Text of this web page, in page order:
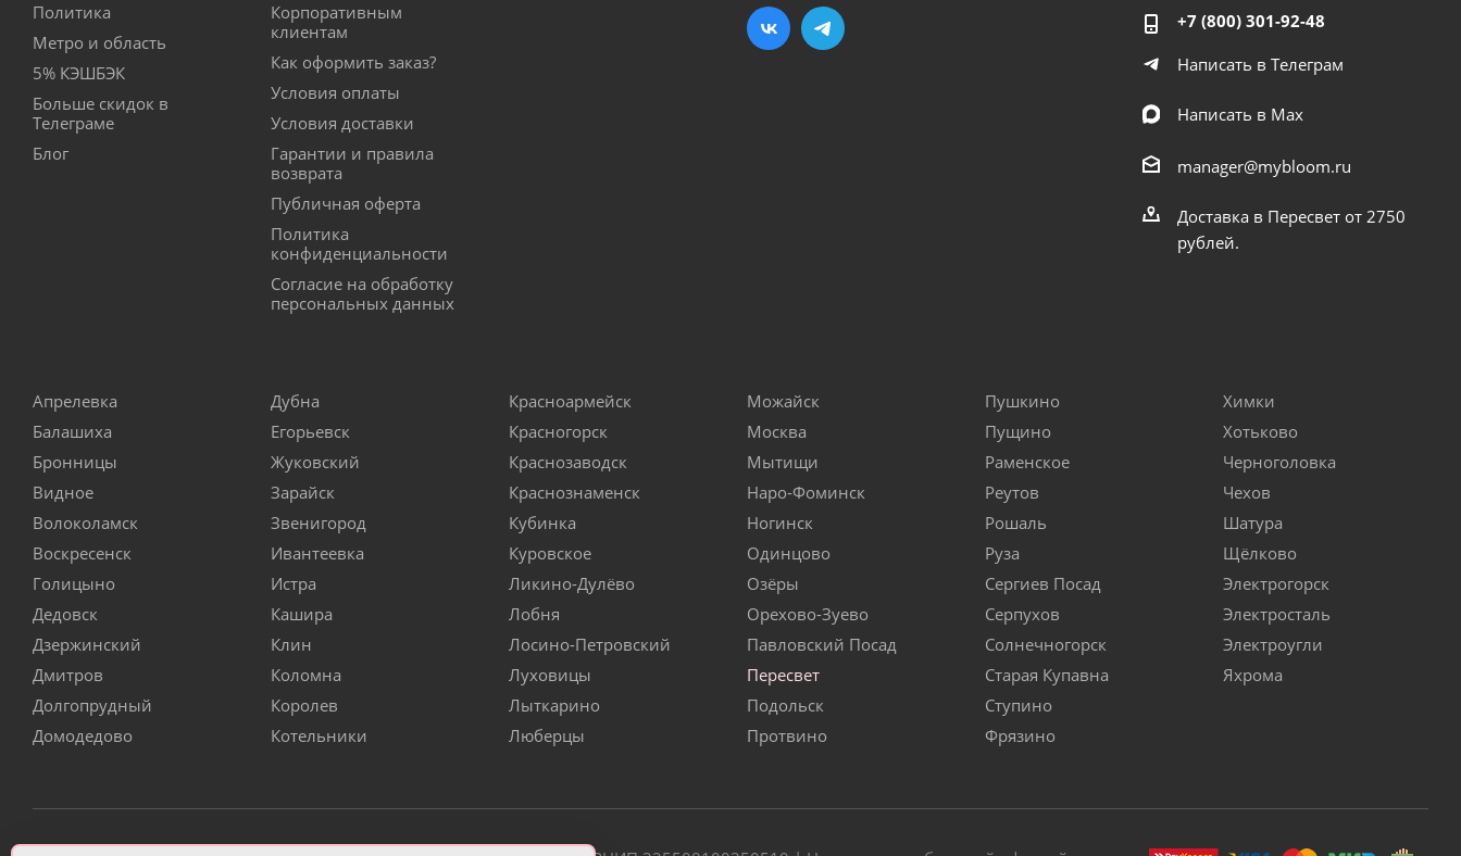
Политика
Метро и область
5% КЭШБЭК
Больше скидок в
Телеграме
Блог
Корпоративным
клиентам
Как оформить заказ?
Условия оплаты
Условия доставки
Гарантии и правила
возврата
Публичная оферта
Политика
конфиденциальности
Согласие на обработку
персональных данных
+7 (800) 301-92-48
Написать в Телеграм
Написать в Мах
manager@mybloom.ru
Доставка в Пересвет от 2750
рублей.
Апрелевка
Балашиха
Бронницы
Видное
Волоколамск
Воскресенск
Голицыно
Дедовск
Дзержинский
Дмитров
Долгопрудный
Домодедово
Дубна
Егорьевск
Жуковский
Зарайск
Звенигород
Ивантеевка
Истра
Кашира
Клин
Коломна
Королев
Котельники
Красноармейск
Красногорск
Краснозаводск
Краснознаменск
Кубинка
Куровское
Ликино-Дулёво
Лобня
Лосино-Петровский
Луховицы
Лыткарино
Люберцы
Можайск
Москва
Мытищи
Наро-Фоминск
Ногинск
Одинцово
Озёры
Орехово-Зуево
Павловский Посад
Пересвет
Подольск
Протвино
Пушкино
Пущино
Раменское
Реутов
Рошаль
Руза
Сергиев Посад
Серпухов
Солнечногорск
Старая Купавна
Ступино
Фрязино
Химки
Хотьково
Черноголовка
Чехов
Шатура
Щёлково
Электрогорск
Электросталь
Электроугли
Яхрома